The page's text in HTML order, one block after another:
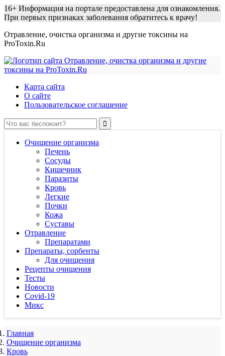
16+ Информация на портале предоставлена для ознакомления.
При первых признаках заболевания обратитесь к врачу!
Отравление, очистка организма и другие токсины на
ProToxin.Ru
Карта сайта
О сайте
Пользовательское соглашение
Очищение организма
Печень
Сосуды
Кишечник
Паразиты
Кровь
Легкие
Почки
Кожа
Суставы
Отравление
Препаратами
Препараты, сорбенты
Для очищения
Рецепты очищения
Тесты
Новости
Covid-19
Микс
Главная
Очищение организма
Кровь